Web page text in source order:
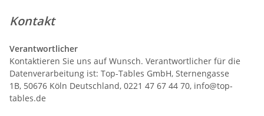
Kontakt
Verantwortlicher
Kontaktieren Sie uns auf Wunsch. Verantwortlicher für die
Datenverarbeitung ist: Top-Tables GmbH, Sternengasse
1B, 50676 Köln Deutschland, 0221 47 67 44 70, info@top-
tables.de